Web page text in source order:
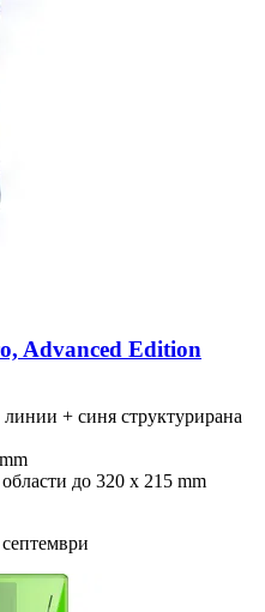
Advanced Edition
+ синя структурирана
до 320 x 215 mm